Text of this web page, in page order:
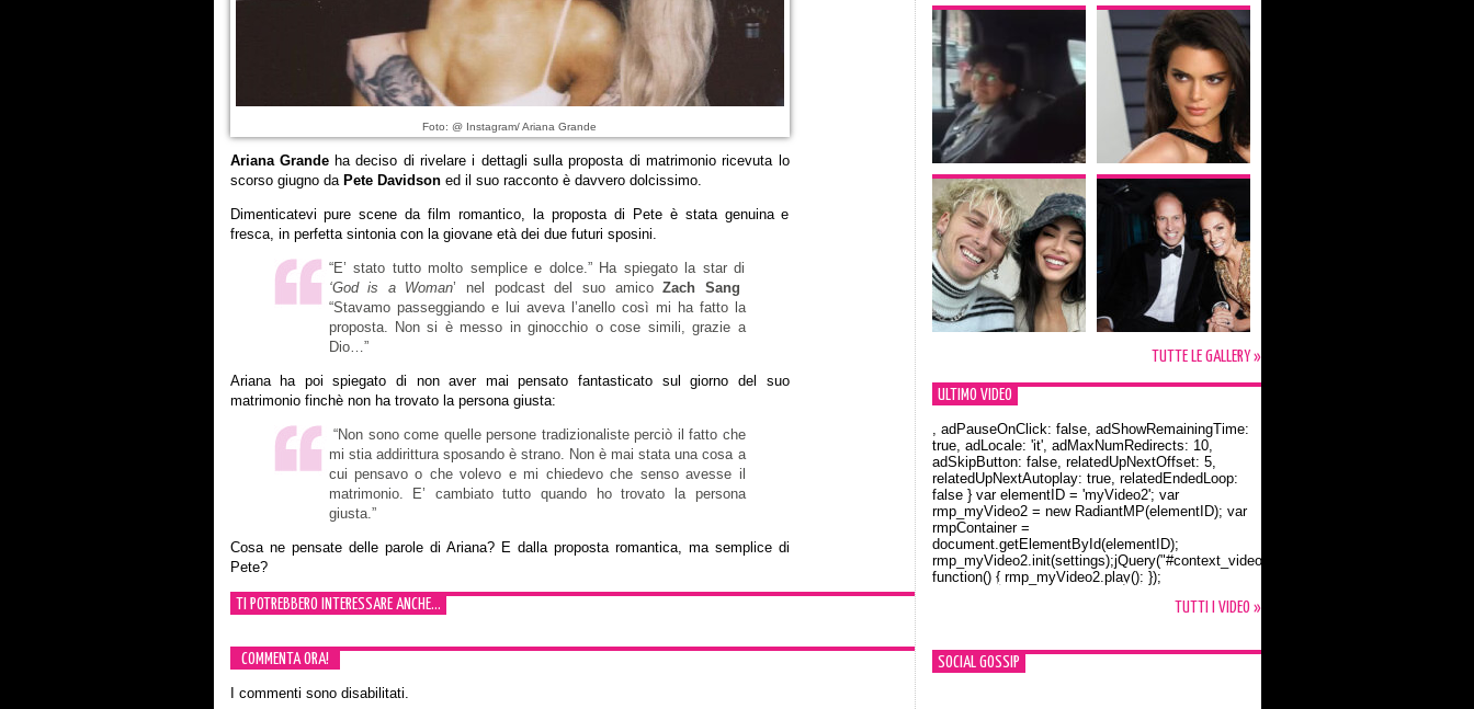
Foto: @ Instagram/ Ariana Grande
Ariana Grandeha deciso di rivelare i dettagli sulla proposta di matrimonio ricevuta lo
scorso giugno da Pete Davidsoned il suo racconto è davvero dolcissimo.
Dimenticatevi pure scene da film romantico, la proposta di Pete è stata genuina e
fresca, in perfetta sintonia con la giovane età dei due futuri sposini.
“E’ stato tutto molto semplice e dolce.” Ha spiegato la star di
‘God is a Woman’ nel podcast del suo amicoZach Sang
“Stavamo passeggiando e lui aveva l’anello così mi ha fatto la
proposta. Non si è messo in ginocchio o cose simili, grazie a
Dio…”
Ariana ha poi spiegato di non aver mai pensato fantasticato sul giorno del suo
matrimonio finchè non ha trovato la persona giusta:
“Non sono come quelle persone tradizionaliste perciò il fatto che
mi stia addirittura sposando è strano. Non è mai stata una cosa a
cui pensavo o che volevo e mi chiedevo che senso avesse il
matrimonio. E’ cambiato tutto quando ho trovato la persona
giusta.”
Cosa ne pensate delle parole di Ariana? E dalla proposta romantica, ma semplice di
Pete?
TI POTREBBERO INTERESSARE ANCHE...
COMMENTA ORA!
I commenti sono disabilitati.
TUTTE LE GALLERY »
ULTIMO VIDEO
Orlando Bloom e la t-shirt dedicata a Flynn
, adPauseOnClick: false, adShowRemainingTime:
true, adLocale: 'it', adMaxNumRedirects: 10,
adSkipButton: false, relatedUpNextOffset: 5,
relatedUpNextAutoplay: true, relatedEndedLoop:
false } var elementID = 'myVideo2'; var
rmp_myVideo2 = new RadiantMP(elementID); var
rmpContainer =
document.getElementById(elementID);
rmp_myVideo2.init(settings);jQuery("#context_video2").one("mouseover",
function() { rmp_myVideo2.play(); });
TUTTI I VIDEO »
SOCIAL GOSSIP